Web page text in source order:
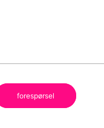
forespørsel